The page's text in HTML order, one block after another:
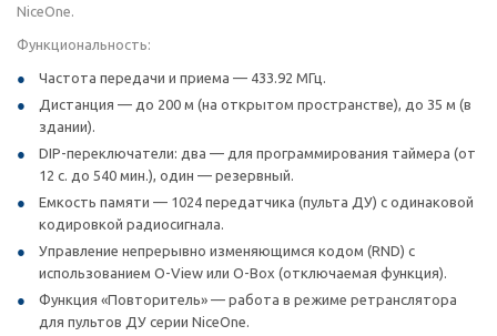
NiceOne.
Функциональность:
Частота передачи и приема — 433.92 МГц.
Дистанция — до 200 м (на открытом пространстве), до 35 м (в
здании).
DIP-переключатели: два — для программирования таймера (от
12 с. до 540 мин.), один — резервный.
Емкость памяти — 1024 передатчика (пульта ДУ) с одинаковой
кодировкой радиосигнала.
Управление непрерывно изменяющимся кодом (RND) с
использованием O-View или O-Box (отключаемая функция).
Функция «Повторитель» — работа в режиме ретранслятора
для пультов ДУ серии NiceOne.